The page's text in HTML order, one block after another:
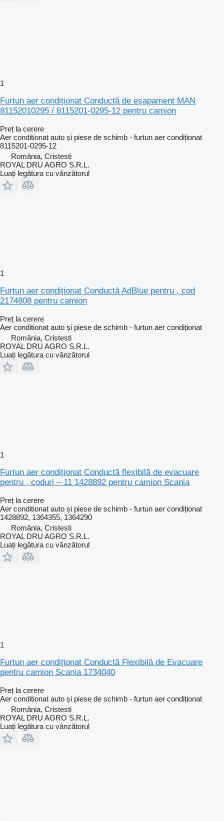
1
Furtun aer condiționat Conductă de eșapament MAN
81152010295 / 8115201-0295-12 pentru camion
Preț la cerere
Aer conditionat auto și piese de schimb - furtun aer condiționat
8115201-0295-12
România, Cristesti
ROYAL DRU AGRO S.R.L.
Luați legătura cu vânzătorul
1
Furtun aer condiționat Conductă AdBlue pentru , cod
2174808 pentru camion
Preț la cerere
Aer conditionat auto și piese de schimb - furtun aer condiționat
România, Cristesti
ROYAL DRU AGRO S.R.L.
Luați legătura cu vânzătorul
1
Furtun aer condiționat Conductă flexibilă de evacuare
pentru , coduri – 11 1428892 pentru camion Scania
Preț la cerere
Aer conditionat auto și piese de schimb - furtun aer condiționat
1428892, 1364355, 1364290
România, Cristesti
ROYAL DRU AGRO S.R.L.
Luați legătura cu vânzătorul
1
Furtun aer condiționat Conductă Flexibilă de Evacuare
pentru camion Scania 1734040
Preț la cerere
Aer conditionat auto și piese de schimb - furtun aer condiționat
România, Cristesti
ROYAL DRU AGRO S.R.L.
Luați legătura cu vânzătorul